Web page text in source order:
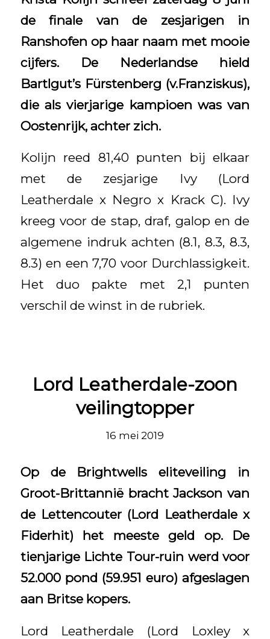
de finale van de zesjarigen in
Ranshofen op haar naam met mooie
cijfers. De Nederlandse hield
Bartlgut’s Fürstenberg (v.Franziskus),
die als vierjarige kampioen was van
Oostenrijk, achter zich.
Kolijn reed 81,40 punten bij elkaar
met de zesjarige Ivy (Lord
Leatherdale x Negro x Krack C). Ivy
kreeg voor de stap, draf, galop en de
algemene indruk achten (8.1, 8.3, 8.3,
8.3) en een 7,70 voor Durchlassigkeit.
Het duo pakte met 2,1 punten
verschil de winst in de rubriek.
Lord Leatherdale-zoon
veilingtopper
16 mei 2019
Op de Brightwells eliteveiling in
Groot-Brittannië bracht Jackson van
de Lettencouter (Lord Leatherdale x
Fiderhit) het meeste geld op. De
tienjarige Lichte Tour-ruin werd voor
52.000 pond (59.951 euro) afgeslagen
aan Britse kopers.
Lord Leatherdale (Lord Loxley x